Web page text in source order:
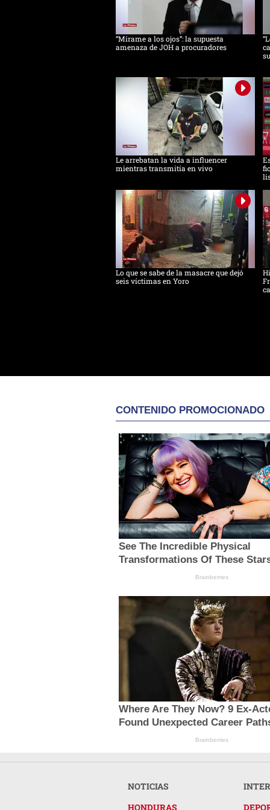
“Mírame a los ojos”: la supuesta
amenaza de JOH a procuradores
Le arrebatan la vida a influencer
mientras transmitía en vivo
Lo que se sabe de la masacre que dejó
seis víctimas en Yoro
CONTENIDO PROMOCIONADO
See The Incredible Physical
Transformations Of These
Brainberries
Where Are They Now? 9 Ex-
Found Unexpected Career
Brainberries
NOTICIAS
HONDURAS